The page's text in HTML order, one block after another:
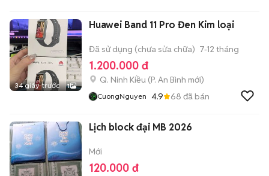
34 giây trước 1
Huawei Band 11 Pro Đen Kim loại
Đã sử dụng (chưa sửa chữa) 7-12 tháng
1.200.000 đ
Q. Ninh Kiều (P. An Bình mới)
CuongNguyen 4.9 68 đã bán
Lịch block đại MB 2026
Mới
120.000 đ